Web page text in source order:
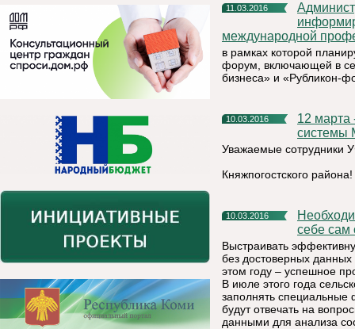
11.03.2016
Администрация муниципального района «Княжпогостский»
международной
в рамках которой
форум, включающей в
бизнеса» и «Рубликон-
10.03.2016
12 марта - День работников уголовно-исполнительной
системы
Уважаемые
Княжпогостского района!
10.03.2016
Необходимость достоверных переписных данных ощутит на
себе сам
Выстраивать
без достоверных
этом году – успешное
В июле этого года
заполнять специальные
будут отвечать на
данными для анализа